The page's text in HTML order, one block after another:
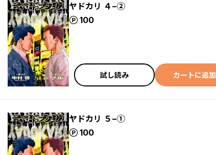
ヤドカリ ４−②
100
ポイント
試し読み カートに追加
ヤドカリ ５−①
100
ポイント